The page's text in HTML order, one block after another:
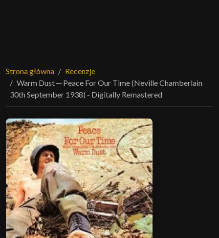
Strona główna
Recenzje
Warm Dust ─ Peace For Our Time (Neville Chamberlain
30th September 1938) - Digitally Remastered